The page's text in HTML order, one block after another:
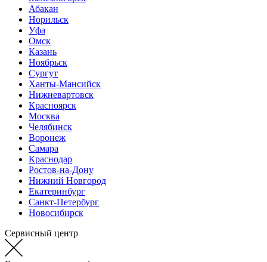
Абакан
Норильск
Уфа
Омск
Казань
Ноябрьск
Сургут
Ханты-Мансийск
Нижневартовск
Красноярск
Москва
Челябинск
Воронеж
Самара
Краснодар
Ростов-на-Дону
Нижний Новгород
Екатеринбург
Санкт-Петербург
Новосибирск
Сервисный центр